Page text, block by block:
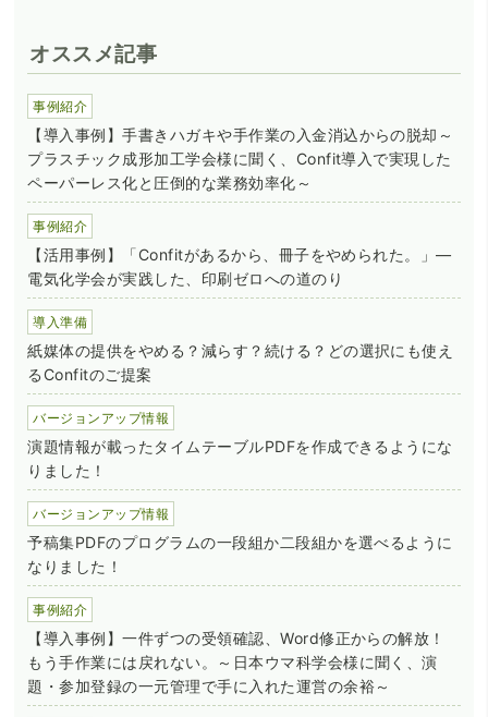
オススメ記事
事例紹介
【導入事例】手書きハガキや手作業の入金消込からの脱却～
プラスチック成形加工学会様に聞く、Confit導入で実現した
ペーパーレス化と圧倒的な業務効率化～
事例紹介
【活用事例】「Confitがあるから、冊子をやめられた。」―
電気化学会が実践した、印刷ゼロへの道のり
導入準備
紙媒体の提供をやめる？減らす？続ける？どの選択にも使え
るConfitのご提案
バージョンアップ情報
演題情報が載ったタイムテーブルPDFを作成できるようにな
りました！
バージョンアップ情報
予稿集PDFのプログラムの一段組か二段組かを選べるように
なりました！
事例紹介
【導入事例】一件ずつの受領確認、Word修正からの解放！
もう手作業には戻れない。～日本ウマ科学会様に聞く、演
題・参加登録の一元管理で手に入れた運営の余裕～